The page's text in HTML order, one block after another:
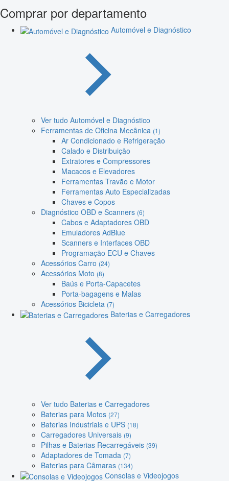
Comprar por departamento
Automóvel e Diagnóstico
Ver tudo Automóvel e Diagnóstico
Ferramentas de Oficina Mecânica (1)
Ar Condicionado e Refrigeração
Calado e Distribuição
Extratores e Compressores
Macacos e Elevadores
Ferramentas Travão e Motor
Ferramentas Auto Especializadas
Chaves e Copos
Diagnóstico OBD e Scanners (6)
Cabos e Adaptadores OBD
Emuladores AdBlue
Scanners e Interfaces OBD
Programação ECU e Chaves
Acessórios Carro (24)
Acessórios Moto (8)
Baús e Porta-Capacetes
Porta-bagagens e Malas
Acessórios Bicicleta (7)
Baterias e Carregadores
Ver tudo Baterias e Carregadores
Baterias para Motos (27)
Baterias Industriais e UPS (18)
Carregadores Universais (9)
Pilhas e Baterias Recarregáveis (39)
Adaptadores de Tomada (7)
Baterias para Câmaras (134)
Consolas e Videojogos